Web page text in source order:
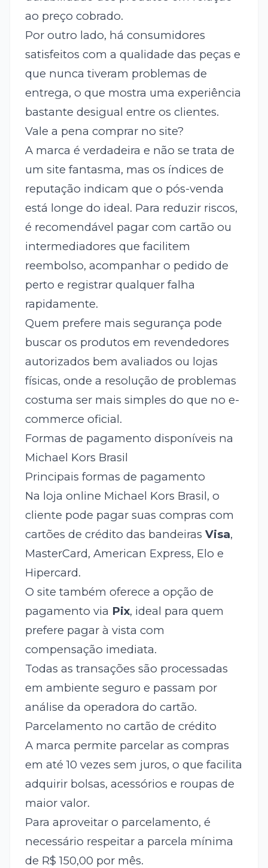
ao preço cobrado.
Por outro lado, há consumidores
satisfeitos com a qualidade das peças e
que nunca tiveram problemas de
entrega, o que mostra uma experiência
bastante desigual entre os clientes.
Vale a pena comprar no site?
A marca é verdadeira e não se trata de
um site fantasma, mas os índices de
reputação indicam que o pós-venda
está longe do ideal. Para reduzir riscos,
é recomendável pagar com cartão ou
intermediadores que facilitem
reembolso, acompanhar o pedido de
perto e registrar qualquer falha
rapidamente.
Quem prefere mais segurança pode
buscar os produtos em revendedores
autorizados bem avaliados ou lojas
físicas, onde a resolução de problemas
costuma ser mais simples do que no e-
commerce oficial.
Formas de pagamento disponíveis na
Michael Kors Brasil
Principais formas de pagamento
Na loja online Michael Kors Brasil, o
cliente pode pagar suas compras com
cartões de crédito das bandeiras Visa,
MasterCard, American Express, Elo e
Hipercard.
O site também oferece a opção de
pagamento via Pix, ideal para quem
prefere pagar à vista com
compensação imediata.
Todas as transações são processadas
em ambiente seguro e passam por
análise da operadora do cartão.
Parcelamento no cartão de crédito
A marca permite parcelar as compras
em até 10 vezes sem juros, o que facilita
adquirir bolsas, acessórios e roupas de
maior valor.
Para aproveitar o parcelamento, é
necessário respeitar a parcela mínima
de R$ 150,00 por mês.